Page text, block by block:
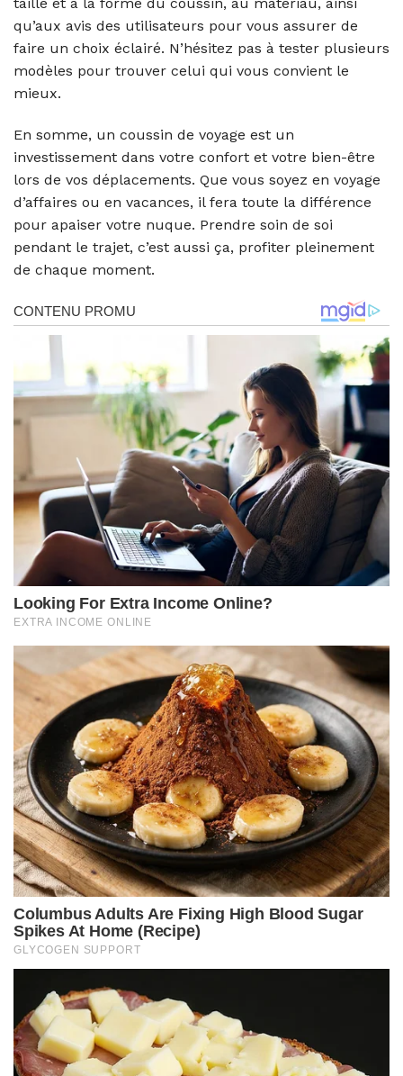
qu’aux avis des utilisateurs pour vous assurer de
faire un choix éclairé. N’hésitez pas à tester plusieurs
modèles pour trouver celui qui vous convient le
mieux.
En somme, un coussin de voyage est un
investissement dans votre confort et votre bien-être
lors de vos déplacements. Que vous soyez en voyage
d’affaires ou en vacances, il fera toute la différence
pour apaiser votre nuque. Prendre soin de soi
pendant le trajet, c’est aussi ça, profiter pleinement
de chaque moment.